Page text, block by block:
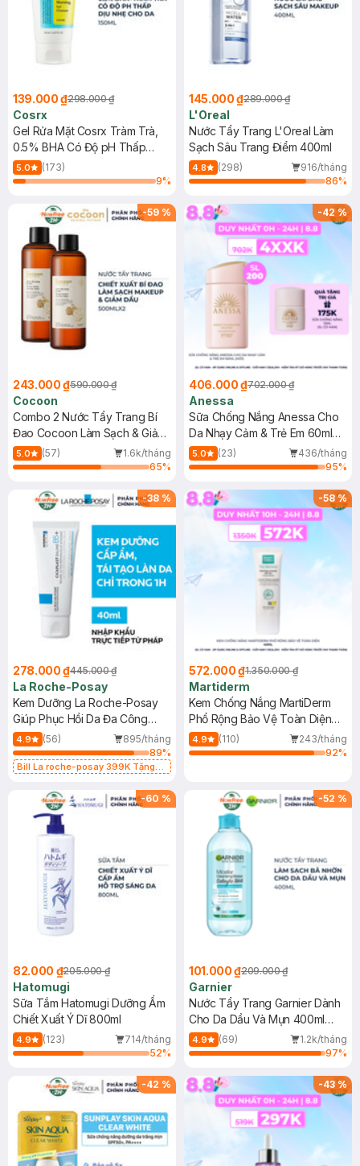
139.000 ₫298.000 ₫
Cosrx
Gel Rửa Mặt Cosrx Tràm Trà,
0.5% BHA Có Độ pH Thấp
150ml
5.0
(173)
9%
145.000 ₫289.000 ₫
L'Oreal
Nước Tẩy Trang L'Oreal Làm
Sạch Sâu Trang Điểm 400ml
4.8 (298)
916/tháng
86%
-59 %
243.000 ₫590.000 ₫
Cocoon
Combo 2 Nước Tẩy Trang Bí
Đao Cocoon Làm Sạch & Giảm
Dầu 500ml
5.0 (57)
1.6k/tháng
65%
-42%
406.000 ₫702.000 ₫
Anessa
Sữa Chống Nắng Anessa Cho
Da Nhạy Cảm & Trẻ Em 60ml
(Mới)
5.0 (23)
436/tháng
95%
-38 %
278.000 ₫445.000 ₫
La Roche-Posay
Kem Dưỡng La Roche-Posay
Giúp Phục Hồi Da Đa Công
Dụng 40ml
4.9 (56)
895/tháng
89%
Bill La roche-posay 399K Tặng
(SL có hạn)
-58%
572.000 ₫1.350.000 ₫
Martiderm
Kem Chống Nắng MartiDerm
Phổ Rộng Bảo Vệ Toàn Diện
40ml
4.9 (110)
243/tháng
92%
-60 %
82.000 ₫205.000 ₫
Hatomugi
Sữa Tắm Hatomugi Dưỡng Ẩm
Chiết Xuất Ý Dĩ 800ml
4.9 (123)
714/tháng
52%
-52 %
101.000 ₫209.000 ₫
Garnier
Nước Tẩy Trang Garnier Dành
Cho Da Dầu Và Mụn 400ml
(Mới)
4.9 (69)
1.2k/tháng
97%
-42 % -43%